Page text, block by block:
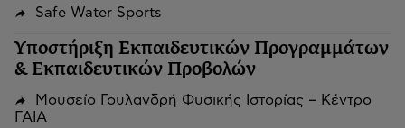
Safe Water Sports
Υποστήριξη Εκπαιδευτικών Προγραμμάτων
& Εκπαιδευτικών Προβολών
Μουσείο Γουλανδρή Φυσικής Ιστορίας – Κέντρο
ΓΑΙΑ